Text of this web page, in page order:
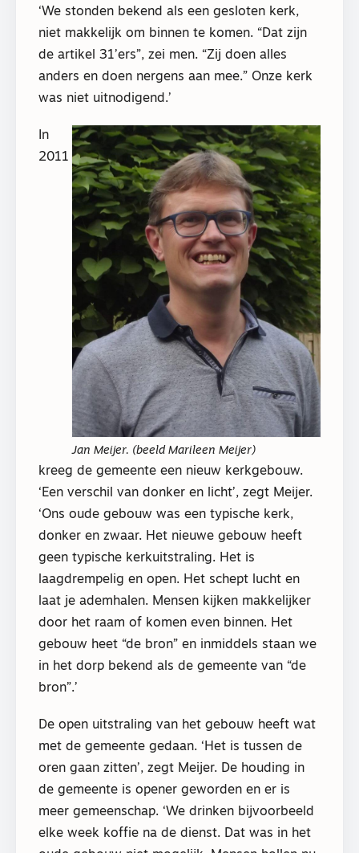
‘We stonden bekend als een gesloten kerk,
niet makkelijk om binnen te komen. “Dat zijn
de artikel 31’ers”, zei men. “Zij doen alles
anders en doen nergens aan mee.” Onze kerk
was niet uitnodigend.’
Jan Meijer. (beeld Marileen Meijer)
In
2011
kreeg de gemeente een nieuw kerkgebouw.
‘Een verschil van donker en licht’, zegt Meijer.
‘Ons oude gebouw was een typische kerk,
donker en zwaar. Het nieuwe gebouw heeft
geen typische kerkuitstraling. Het is
laagdrempelig en open. Het schept lucht en
laat je ademhalen. Mensen kijken makkelijker
door het raam of komen even binnen. Het
gebouw heet “de bron” en inmiddels staan we
in het dorp bekend als de gemeente van “de
bron”.’
De open uitstraling van het gebouw heeft wat
met de gemeente gedaan. ‘Het is tussen de
oren gaan zitten’, zegt Meijer. De houding in
de gemeente is opener geworden en er is
meer gemeenschap. ‘We drinken bijvoorbeeld
elke week koffie na de dienst. Dat was in het